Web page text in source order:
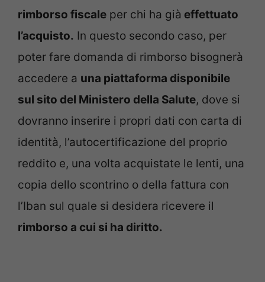
rimborso fiscale per chi ha già effettuato
l’acquisto. In questo secondo caso, per
poter fare domanda di rimborso bisognerà
accedere a una piattaforma disponibile
sul sito del Ministero della Salute, dove si
dovranno inserire i propri dati con carta di
identità, l’autocertificazione del proprio
reddito e, una volta acquistate le lenti, una
copia dello scontrino o della fattura con
l’Iban sul quale si desidera ricevere il
rimborso a cui si ha diritto.